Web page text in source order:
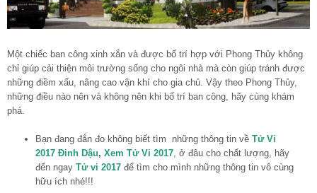
Một chiếc ban công xinh xắn và được bố trí hợp với Phong Thủy không
chỉ giúp cải thiện môi trường sống cho ngôi nhà mà còn giúp tránh được
những điềm xấu, nâng cao vận khí cho gia chủ. Vậy theo Phong Thủy,
những điều nào nên và không nên khi bố trí ban công, hãy cùng khám
phá.
Bạn đang đắn đo không biết tìm những thông tin về Tử Vi
2017 Đinh Dậu, Xem Tử Vi 2017 , ở đâu cho chất lượng, hãy
đến ngay Tử vi 2017 để tìm cho mình những thông tin vô cùng
hữu ích nhé!!!